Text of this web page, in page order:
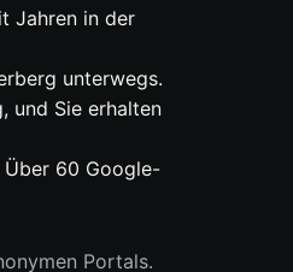
Jahren in der
unterwegs.
und Sie erhalten
Über 60 Google-
Portals.